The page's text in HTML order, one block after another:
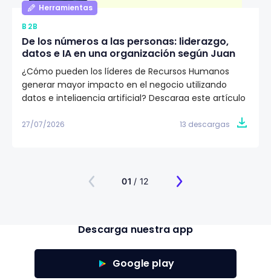
Herramientas
B2B
De los números a las personas: liderazgo,
datos e IA en una organización según Juan
Eduardo Jaramillo
¿Cómo pueden los líderes de Recursos Humanos
generar mayor impacto en el negocio utilizando
datos e inteligencia artificial? Descarga este artículo
VP de Talento Humano en Emtelco, sobre el papel del
27/07/2026 13 descargas
01 / 12
Descarga nuestra app
Google play